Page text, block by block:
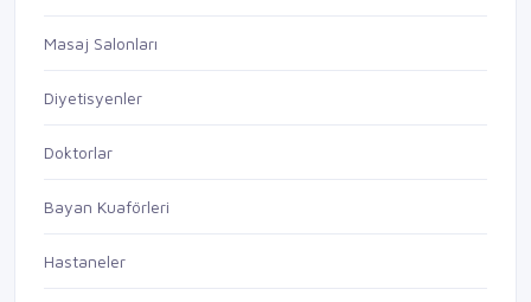
Masaj Salonları
Diyetisyenler
Doktorlar
Bayan Kuaförleri
Hastaneler